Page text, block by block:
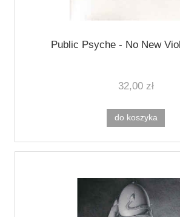
Public Psyche - No New
32,00 zł
do koszyka